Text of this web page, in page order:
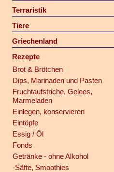
Terraristik
Tiere
Griechenland
Rezepte
Brot & Brötchen
Dips, Marinaden und Pasten
Fruchtaufstriche, Gelees,
Marmeladen
Einlegen, konservieren
Eintöpfe
Essig / Öl
Fonds
Getränke - ohne Alkohol
-Säfte, Smoothies